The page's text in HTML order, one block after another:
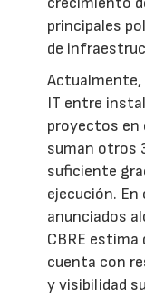
principales
de
Actualmente,
IT entre
proyectos en
suman otros
suficiente
ejecución.
anunciados
CBRE estima
cuenta con
y visibilidad